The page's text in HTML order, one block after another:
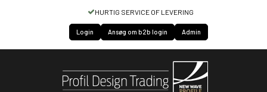
HURTIG SERVICE OF LEVERING
Login Ansøg om b2b login Admin